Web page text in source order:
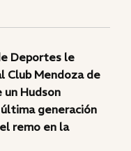
Deportes le
Club Mendoza de
un Hudson
generación
remo en la